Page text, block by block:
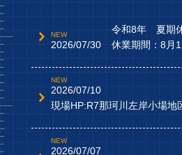
2026/07/30
令和8年 夏期
休業期間：8月
2026/07/10
現場HP:R7那珂川左岸小場地
2026/07/07